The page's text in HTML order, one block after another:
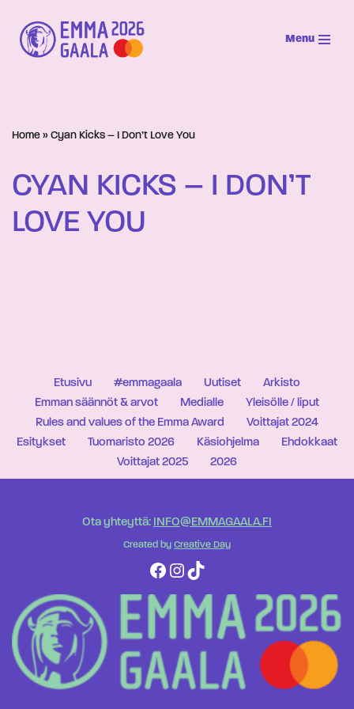
Siirry
suoraan
Menu
Home » Cyan Kicks – I Don’t Love You
CYAN KICKS – I DON’T
LOVE YOU
Etusivu #emmagaala Uutiset
Arkisto
Emman säännöt & arvot
Medialle
Yleisölle / liput
Rules and values of the Emma Award
Voittajat 2024
Esitykset
Tuomaristo 2026 Käsiohjelma
Ehdokkaat
Voittajat 2025
2026
Ota yhteyttä: INFO@EMMAGAALA.FI
Created by Creative Day